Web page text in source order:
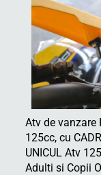
Atv de vanzare
125cc, cu
UNICUL Atv
Adulti si Copii